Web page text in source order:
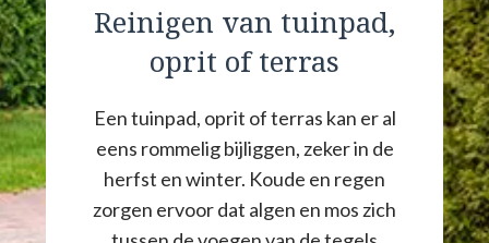
Reinigen van tuinpad,
oprit of terras
Een tuinpad, oprit of terras kan er al
eens rommelig bijliggen, zeker in de
herfst en winter. Koude en regen
zorgen ervoor dat algen en mos zich